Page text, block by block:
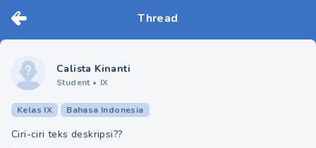
Thread
Calista Kinanti
Student • IX
Kelas IX Bahasa Indonesia
Ciri-ciri teks deskripsi??